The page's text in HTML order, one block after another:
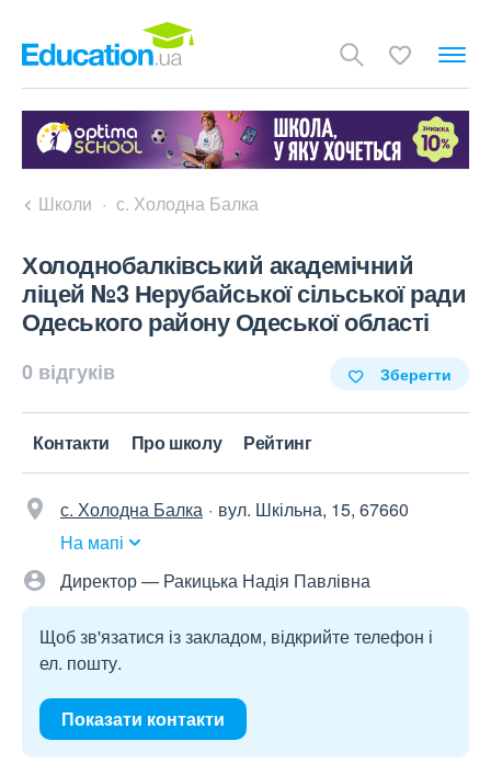
Школи с. Холодна Балка
Холоднобалківський академічний
ліцей №3 Нерубайської сільської ради
Одеського району Одеської області
0 відгуків Зберегти
Контакти Про школу Рейтинг
с. Холодна Балка
вул. Шкільна, 15, 67660
На мапі
Директор — Ракицька Надія Павлівна
Щоб зв'язатися із закладом, відкрийте телефон і
ел. пошту.
Показати контакти